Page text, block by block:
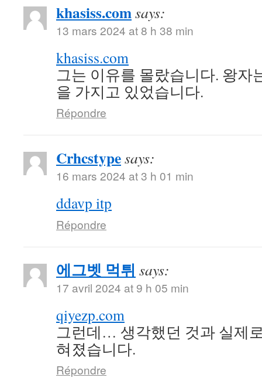
khasiss.comsays:
13 mars 2024 at 8 h 38 min
khasiss.com
그는 이유를 몰랐습니다. 왕자
을 가지고 있었습니다.
Répondre
Crhcstypesays:
16 mars 2024 at 3 h 01 min
ddavp itp
Répondre
에그벳 먹튀 says:
17 avril 2024 at 9 h 05 min
qiyezp.com
그런데… 생각했던 것과 실제
혀졌습니다.
Répondre